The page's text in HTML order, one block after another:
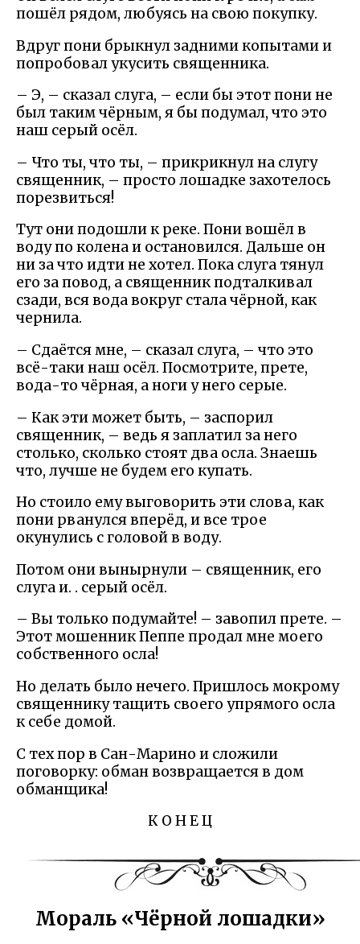
пошёл рядом, любуясь на свою покупку.
Вдруг пони брыкнул задними копытами и
попробовал укусить священника.
– Э, – сказал слуга, – если бы этот пони не
был таким чёрным, я бы подумал, что это
наш серый осёл.
– Что ты, что ты, – прикрикнул на слугу
священник, – просто лошадке захотелось
порезвиться!
Тут они подошли к реке. Пони вошёл в
воду по колена и остановился. Дальше он
ни за что идти не хотел. Пока слуга тянул
его за повод, а священник подталкивал
сзади, вся вода вокруг стала чёрной, как
чернила.
– Сдаётся мне, – сказал слуга, – что это
всё-таки наш осёл. Посмотрите, прете,
вода-то чёрная, а ноги у него серые.
– Как эти может быть, – заспорил
священник, – ведь я заплатил за него
столько, сколько стоят два осла. Знаешь
что, лучше не будем его купать.
Но стоило ему выговорить эти слова, как
пони рванулся вперёд, и все трое
окунулись с головой в воду.
Потом они вынырнули – священник, его
слуга и. . серый осёл.
– Вы только подумайте! – завопил прете. –
Этот мошенник Пеппе продал мне моего
собственного осла!
Но делать было нечего. Пришлось мокрому
священнику тащить своего упрямого осла
к себе домой.
С тех пор в Сан-Марино и сложили
поговорку: обман возвращается в дом
обманщика!
К О Н Е Ц
Мораль «Чёрной лошадки»